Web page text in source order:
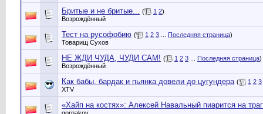
Бритые и не бритые... ( 1 2)
Возрождённый
Тест на русофобию ( 1 2 3 Последняя страница)
Товарищ Сухов
НЕ ЖДИ ЧУДА, ЧУДИ САМ! ( 1 2 3 Последняя страница)
Возрождённый
Как бабы, бардак и пьянка довели до цугундера ( 1 2 3
XTV
«Хайп на костях»: Алексей Навальный пиарится на